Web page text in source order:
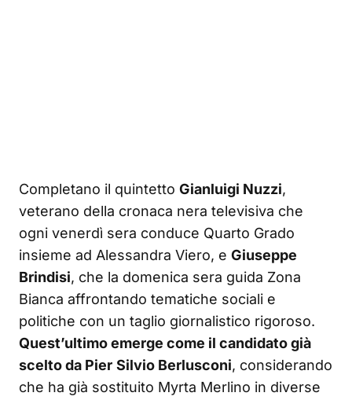
Completano il quintetto Gianluigi Nuzzi,
veterano della cronaca nera televisiva che
ogni venerdì sera conduce Quarto Grado
insieme ad Alessandra Viero, e Giuseppe
Brindisi, che la domenica sera guida Zona
Bianca affrontando tematiche sociali e
politiche con un taglio giornalistico rigoroso.
Quest’ultimo emerge come il candidato già
scelto da Pier Silvio Berlusconi, considerando
che ha già sostituito Myrta Merlino in diverse